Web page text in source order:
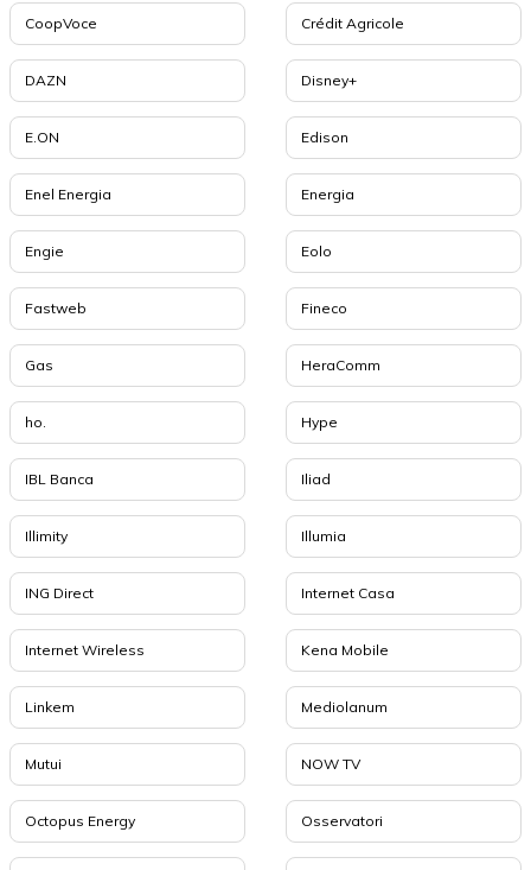
CoopVoce Crédit Agricole
DAZN Disney+
E.ON Edison
Enel Energia Energia
Engie Eolo
Fastweb Fineco
Gas HeraComm
ho. Hype
IBL Banca Iliad
Illimity Illumia
ING Direct Internet Casa
Internet Wireless Kena Mobile
Linkem Mediolanum
Mutui NOW TV
Octopus Energy Osservatori